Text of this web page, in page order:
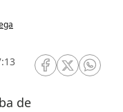
RRSS Facebook
RRSSRRSS
de